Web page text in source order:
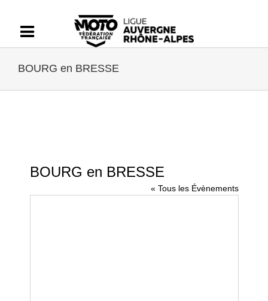
contenu
BOURG en BRESSE
BOURG en BRESSE
« Tous les Évènements